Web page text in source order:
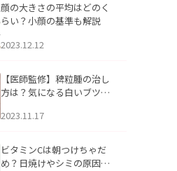
顔の大きさの平均はどのく
らい？小顔の基準も解説
2023.12.12
【医師監修】稗粒腫の治し
方は？気になる白いブツブ
アについて
2023.11.17
ビタミンCは朝つけちゃだ
め？日焼けやシミの原因に